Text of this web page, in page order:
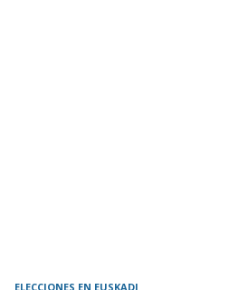
ELECCIONES EN EUSKADI